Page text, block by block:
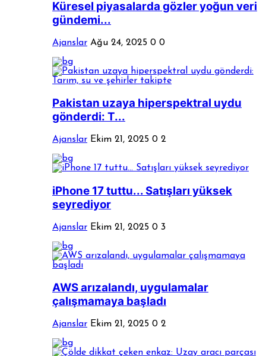
Küresel piyasalarda gözler yoğun veri
gündemi...
Ajanslar Ağu 24, 2025 0 0
Pakistan uzaya hiperspektral uydu
gönderdi: T...
Ajanslar Ekim 21, 2025 0 2
iPhone 17 tuttu... Satışları yüksek
seyrediyor
Ajanslar Ekim 21, 2025 0 3
AWS arızalandı, uygulamalar
çalışmamaya başladı
Ajanslar Ekim 21, 2025 0 2